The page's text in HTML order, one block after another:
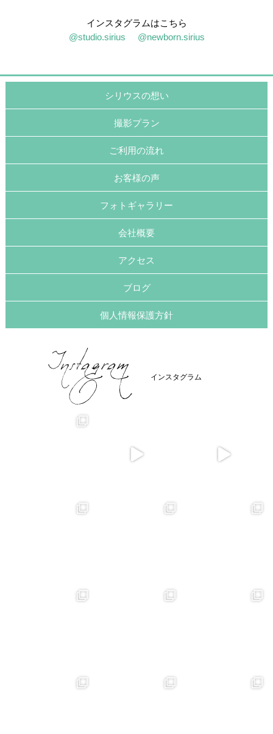
インスタグラムはこちら
@studio.sirius
@newborn.sirius
シリウスの想い
撮影プラン
ご利用の流れ
お客様の声
フォトギャラリー
会社概要
アクセス
ブログ
個人情報保護方針
インスタグラム